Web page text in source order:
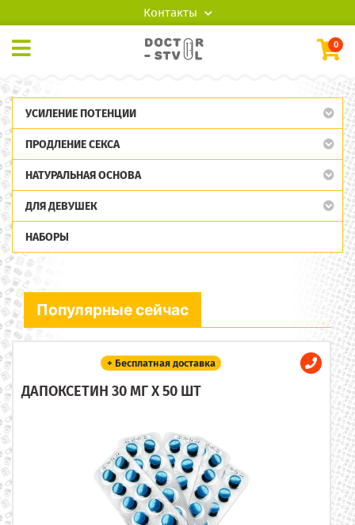
Контакты
0
УСИЛЕНИЕ ПОТЕНЦИИ
ПРОДЛЕНИЕ СЕКСА
НАТУРАЛЬНАЯ ОСНОВА
ДЛЯ ДЕВУШЕК
НАБОРЫ
Популярные сейчас
+ Бесплатная доставка
ДАПОКСЕТИН 30 МГ X 50 ШТ